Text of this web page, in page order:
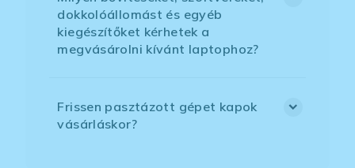
dokkolóállomást és egyéb
kiegészítőket kérhetek a
megvásárolni kívánt laptophoz?
Frissen pasztázott gépet kapok
vásárláskor?